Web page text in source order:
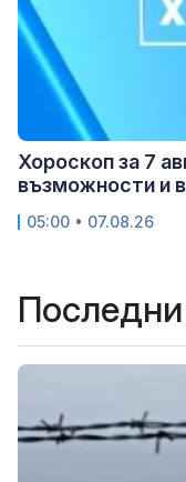
Хороскоп за 7
възможности и
05:00 • 07.08.26